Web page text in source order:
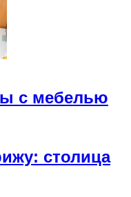
с мебелью
столица